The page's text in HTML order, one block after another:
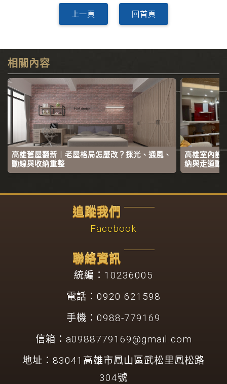
上一頁 回首頁
相關內容
高雄舊屋翻新｜老屋格局怎麼改？採光、通風、
動線與收納重整
高雄室內設
納與走道動
聯絡資訊
統編：10236005
電話：0920-621598
手機：0988-779169
信箱： a0988779169@gmail.com
地址：83041高雄市鳳山區武松里鳳松路
304號
追蹤我們
Facebook